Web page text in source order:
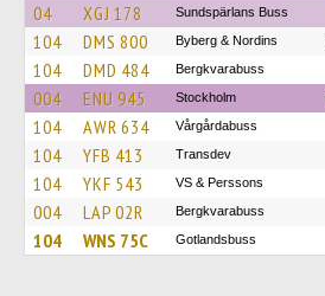
04 XGJ 178 Sundspärlans Buss
104 DMS 800 Byberg & Nordins
104 DMD 484 Bergkvarabuss
004 ENU 945 Stockholm
104 AWR 634 Vårgårdabuss
104 YFB 413 Transdev
104 YKF 543 VS & Perssons
004 LAP 02R Bergkvarabuss
104 WNS 75C Gotlandsbuss